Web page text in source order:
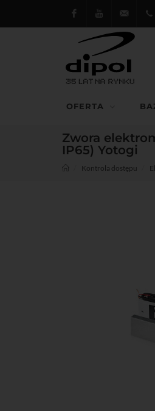
FacebookYoutube
OFERTA
Zwora
IP65) Yotogi
Kontrola dostępu